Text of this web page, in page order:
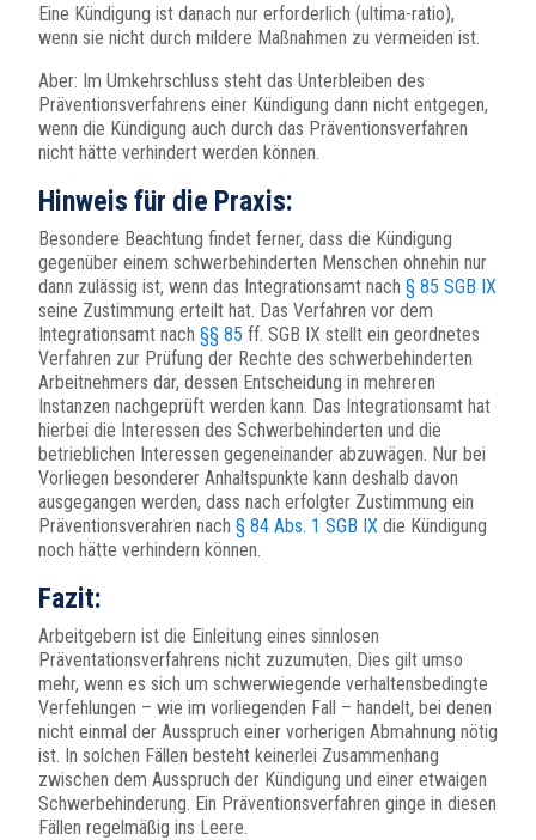
Eine Kündigung ist danach nur erforderlich (ultima-ratio),
wenn sie nicht durch mildere Maßnahmen zu vermeiden ist.
Aber: Im Umkehrschluss steht das Unterbleiben des
Präventionsverfahrens einer Kündigung dann nicht entgegen,
wenn die Kündigung auch durch das Präventionsverfahren
nicht hätte verhindert werden können.
Hinweis für die Praxis:
Besondere Beachtung findet ferner, dass die Kündigung
gegenüber einem schwerbehinderten Menschen ohnehin nur
dann zulässig ist, wenn das Integrationsamt nach § 85 SGB IX
seine Zustimmung erteilt hat. Das Verfahren vor dem
Integrationsamt nach §§ 85 ff. SGB IX stellt ein geordnetes
Verfahren zur Prüfung der Rechte des schwerbehinderten
Arbeitnehmers dar, dessen Entscheidung in mehreren
Instanzen nachgeprüft werden kann. Das Integrationsamt hat
hierbei die Interessen des Schwerbehinderten und die
betrieblichen Interessen gegeneinander abzuwägen. Nur bei
Vorliegen besonderer Anhaltspunkte kann deshalb davon
ausgegangen werden, dass nach erfolgter Zustimmung ein
Präventionsverahren nach § 84 Abs. 1 SGB IX die Kündigung
noch hätte verhindern können.
Fazit:
Arbeitgebern ist die Einleitung eines sinnlosen
Präventationsverfahrens nicht zuzumuten. Dies gilt umso
mehr, wenn es sich um schwerwiegende verhaltensbedingte
Verfehlungen – wie im vorliegenden Fall – handelt, bei denen
nicht einmal der Ausspruch einer vorherigen Abmahnung nötig
ist. In solchen Fällen besteht keinerlei Zusammenhang
zwischen dem Ausspruch der Kündigung und einer etwaigen
Schwerbehinderung. Ein Präventionsverfahren ginge in diesen
Fällen regelmäßig ins Leere.